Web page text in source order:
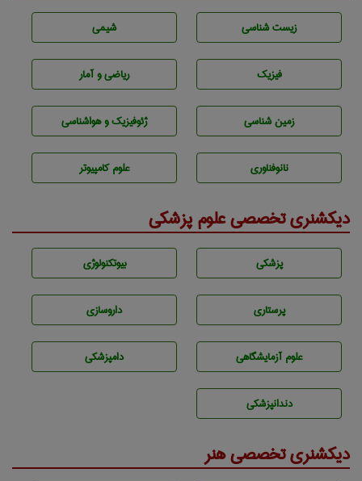
زيست شناسی شيمی
فیزیک ریاضی و آمار
زمين شناسی ژئوفيزيك و هواشناسی
نانوفناوری علوم کامپیوتر
دیکشنری تخصصی علوم پزشکی
پزشكی بيوتكنولوژی
پرستاری داروسازی
علوم آزمايشگاهی دامپزشكی
دندانپزشكی
دیکشنری تخصصی هنر